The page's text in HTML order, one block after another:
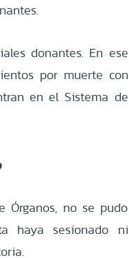
donantes. En ese
por muerte con
en el Sistema de
Órganos, no se pudo
haya sesionado ni